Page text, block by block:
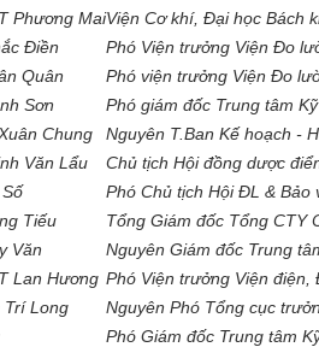
Phương MaiViện Cơ khí, Đại học Bách
Điền Phó Viện trưởng Viện Đo
Quân Phó viện trưởng Viện Đo
Sơn Phó giám đốc Trung tâm
Chung Nguyên T.Ban Kế hoạch -
Văn Lẩu Chủ tịch Hội đồng dược
Phó Chủ tịch Hội ĐL & Bảo
Tiếu Tổng Giám đốc Tổng CTY
Văn Nguyên Giám đốc Trung
Lan Hương Phó Viện trưởng Viện điện,
Trí Long Nguyên Phó Tổng cục
Phó Giám đốc Trung tâm